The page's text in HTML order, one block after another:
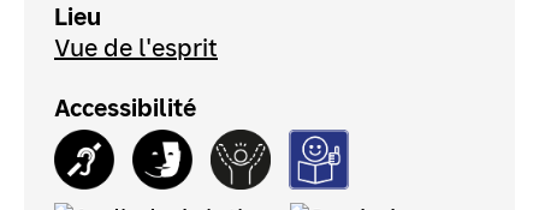
Lieu
Vue de l'esprit
Accessibilité